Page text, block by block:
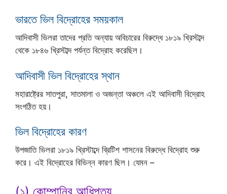
ভারতে ভিল বিদ্রোহের সময়কাল
আদিবাসী ভিলরা তাদের প্রতি অন্যায় অবিচারের বিরুদ্ধে ১৮১৯ খ্রিস্টাব্দ
থেকে ১৮৪৬ খ্রিস্টাব্দ পর্যন্ত বিদ্রোহ করেছিল।
আদিবাসী ভিল বিদ্রোহের স্থান
মহারাষ্ট্রের সাতপুরা, সাতমালা ও অজন্তা অঞ্চলে এই আদিবাসী বিদ্রোহ
সংগঠিত হয়।
ভিল বিদ্রোহের কারণ
উপজাতি ভিলরা ১৮১৯ খ্রিস্টাব্দে ব্রিটিশ শাসনের বিরুদ্ধে বিদ্রোহ শুরু
করে। এই বিদ্রোহের বিভিন্ন কারণ ছিল। যেমন –